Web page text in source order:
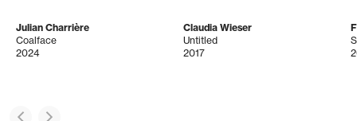
Julian Charrière
Coalface
2024
Claudia Wieser
Untitled
2017